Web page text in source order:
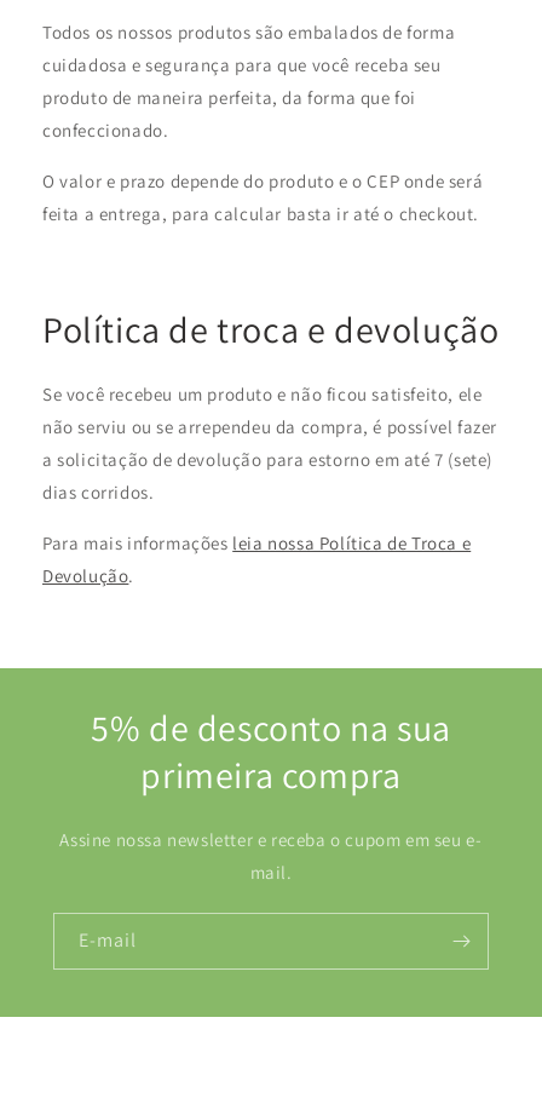
Todos os nossos produtos são embalados de forma
cuidadosa e segurança para que você receba seu
produto de maneira perfeita, da forma que foi
confeccionado.
O valor e prazo depende do produto e o CEP onde será
feita a entrega, para calcular basta ir até o checkout.
Política de troca e devolução
Se você recebeu um produto e não ficou satisfeito, ele
não serviu ou se arrependeu da compra, é possível fazer
a solicitação de devolução para estorno em até 7 (sete)
dias corridos.
Para mais informações leia nossa Política de Troca e
Devolução.
5% de desconto na sua
primeira compra
Assine nossa newsletter e receba o cupom em seu e-
mail.
E-mail